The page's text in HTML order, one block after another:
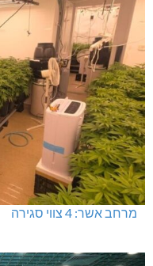
מרחב אשר: 4 צווי סגירה